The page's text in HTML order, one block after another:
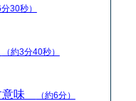
分30秒）
（約3分40秒）
意味 （約6分）